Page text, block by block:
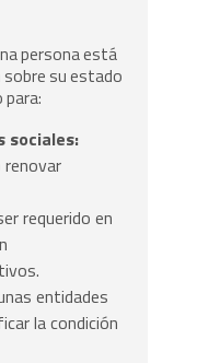
persona está
su estado
sociales:
renovar
requerido en
entidades
la condición